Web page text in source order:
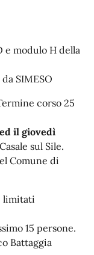
e modulo H della
SIMESO
corso 25
il giovedì
sul Sile.
Comune di
limitati
15 persone.
Battaggia